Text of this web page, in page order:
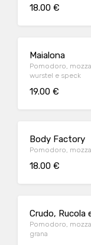
18.00 €
Maialona
Pomodoro,
wurstel e speck
19.00 €
Body Factory
Pomodoro,
18.00 €
Crudo, Rucola
Pomodoro,
grana